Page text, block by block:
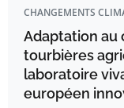
CHANGEMENTS
Adaptation au
tourbières
laboratoire
européen